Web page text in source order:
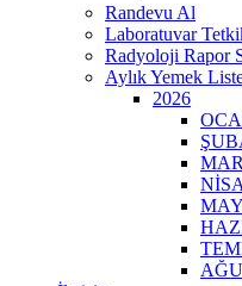
Randevu Al
Laboratuvar
Radyoloji Rapor
Aylık Yemek
2026